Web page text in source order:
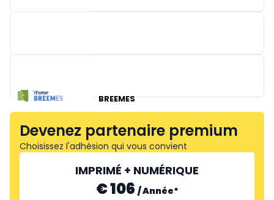
FLOWCOR
BREEMES
Devenez partenaire premium
Choisissez l'adhésion qui vous convient
IMPRIMÉ + NUMÉRIQUE
€ 106 /Année*